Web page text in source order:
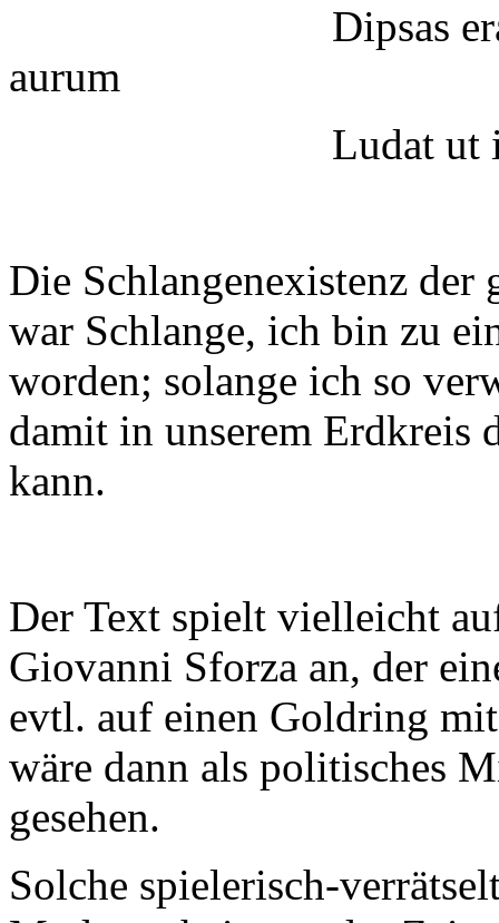
Dipsas eram:
aurum
Ludat ut in nostro
Die Schlangenexistenz
war Schlange, ich bin zu
worden; solange ich so
damit in unserem Erdkreis
kann.
Der Text spielt vielleicht
Giovanni Sforza an, der
evtl. auf einen Goldring
wäre dann als politisches
gesehen.
Solche spielerisch-